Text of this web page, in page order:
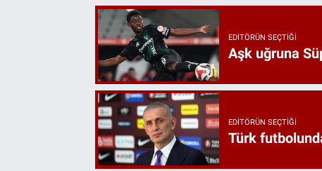
EDITÖRÜN SEÇTIĞI
Aşk uğruna
EDITÖRÜN SEÇTIĞI
Türk